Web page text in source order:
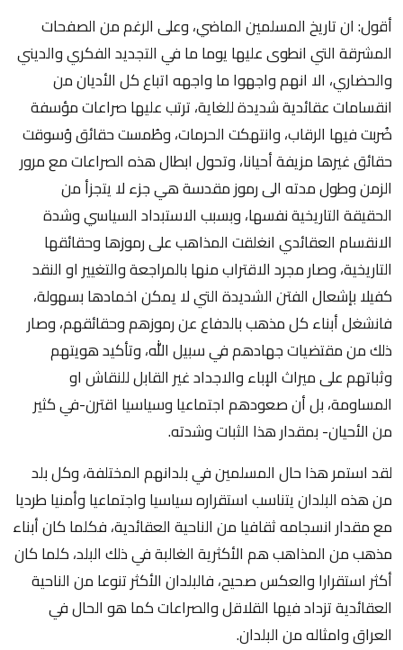
أقول: ان تاريخ المسلمين الماضي، وعلى الرغم من الصفحات
المشرقة التي انطوى عليها يوما ما في التجديد الفكري والديني
والحضاري، الا انهم واجهوا ما واجهه اتباع كل الأديان من
انقسامات عقائدية شديدة للغاية، ترتب عليها صراعات مؤسفة
ضُربت فيها الرقاب، وانتهكت الحرمات، وطُمست حقائق وُسوقت
حقائق غيرها مزيفة أحيانا، وتحول ابطال هذه الصراعات مع مرور
الزمن وطول مدته الى رموز مقدسة هي جزء لا يتجزأ من
الحقيقة التاريخية نفسها، وبسبب الاستبداد السياسي وشدة
الانقسام العقائدي انغلقت المذاهب على رموزها وحقائقها
التاريخية، وصار مجرد الاقتراب منها بالمراجعة والتغيير او النقد
كفيلا بإشعال الفتن الشديدة التي لا يمكن اخمادها بسهولة،
فانشغل أبناء كل مذهب بالدفاع عن رموزهم وحقائقهم، وصار
ذلك من مقتضيات جهادهم في سبيل الله، وتأكيد هويتهم
وثباتهم على ميراث الإباء والاجداد غير القابل للنقاش او
المساومة، بل أن صعودهم اجتماعيا وسياسيا اقترن-في كثير
من الأحيان- بمقدار هذا الثبات وشدته.
لقد استمر هذا حال المسلمين في بلدانهم المختلفة، وكل بلد
من هذه البلدان يتناسب استقراره سياسيا واجتماعيا وأمنيا طرديا
مع مقدار انسجامه ثقافيا من الناحية العقائدية، فكلما كان أبناء
مذهب من المذاهب هم الأكثرية الغالبة في ذلك البلد، كلما كان
أكثر استقرارا والعكس صحيح، فالبلدان الأكثر تنوعا من الناحية
العقائدية تزداد فيها القلاقل والصراعات كما هو الحال في
العراق وامثاله من البلدان.